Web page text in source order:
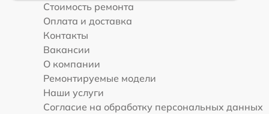
Стоимость ремонта
Оплата и доставка
Контакты
Вакансии
О компании
Ремонтируемые модели
Наши услуги
Согласие на обработку персональных данных